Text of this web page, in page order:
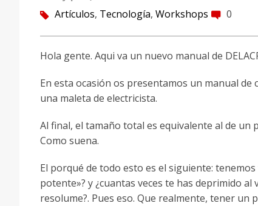
tag Artículos, Tecnología, Workshops comment 0
Hola gente. Aqui va un nuevo manual de
En esta ocasión os presentamos un manual
una maleta de electricista.
Al final, el tamaño total es equivalente al de un
Como suena.
El porqué de todo esto es el siguiente:
potente»? y ¿cuantas veces te has deprimido
resolume?. Pues eso. Que realmente, tener